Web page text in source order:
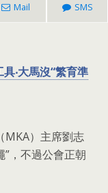
Mail SMS
‧大馬沒“繁育準
MKA）主席劉志
，不過公會正朝